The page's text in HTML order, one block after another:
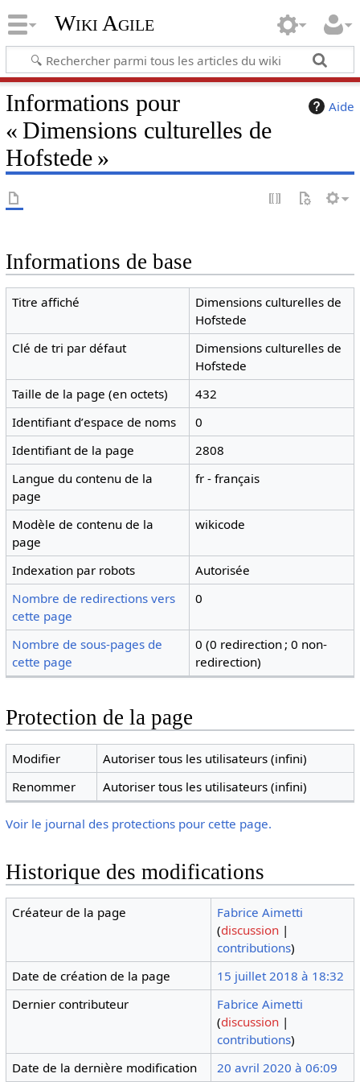
Wiki Agile
Aide
Informations pour
« Dimensions culturelles de
Hofstede »
Informations de base
Titre affiché
Dimensions culturelles de
Hofstede
Clé de tri par défaut
Dimensions culturelles de
Hofstede
Taille de la page (en octets)
432
Identifiant dʼespace de noms
0
Identifiant de la page
2808
Langue du contenu de la
page
fr - français
Modèle de contenu de la
page
wikicode
Indexation par robots
Autorisée
Nombre de redirections vers
cette page
0
Nombre de sous-pages de
cette page
0 (0 redirection ; 0 non-
redirection)
Protection de la page
Modifier
Autoriser tous les utilisateurs (infini)
Renommer
Autoriser tous les utilisateurs (infini)
Voir le journal des protections pour cette page.
Historique des modifications
Créateur de la page
Fabrice Aimetti
(discussion |
contributions)
Date de création de la page
15 juillet 2018 à 18:32
Dernier contributeur
Fabrice Aimetti
(discussion |
contributions)
Date de la dernière modification
20 avril 2020 à 06:09